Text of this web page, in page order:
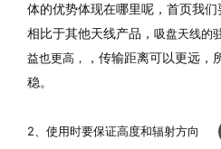
体的优势体现在哪里呢，首页我们
相比于其他天线产品， 吸盘天线的
益也更高，
，传输距离可以更远，
稳。
2、使用时要保证高度和辐射方向